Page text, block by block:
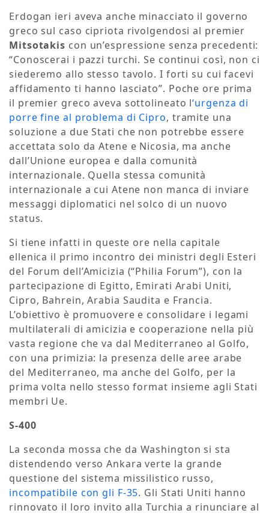
Erdogan ieri aveva anche minacciato il governo
greco sul caso cipriota rivolgendosi al premier
Mitsotakis con un’espressione senza precedenti:
“Conoscerai i pazzi turchi. Se continui così, non ci
siederemo allo stesso tavolo. I forti su cui facevi
affidamento ti hanno lasciato”. Poche ore prima
il premier greco aveva sottolineato l‘urgenza di
porre fine al problema di Cipro, tramite una
soluzione a due Stati che non potrebbe essere
accettata solo da Atene e Nicosia, ma anche
dall’Unione europea e dalla comunità
internazionale. Quella stessa comunità
internazionale a cui Atene non manca di inviare
messaggi diplomatici nel solco di un nuovo
status.
Si tiene infatti in queste ore nella capitale
ellenica il primo incontro dei ministri degli Esteri
del Forum dell’Amicizia (“Philia Forum”), con la
partecipazione di Egitto, Emirati Arabi Uniti,
Cipro, Bahrein, Arabia Saudita e Francia.
L’obiettivo è promuovere e consolidare i legami
multilaterali di amicizia e cooperazione nella più
vasta regione che va dal Mediterraneo al Golfo,
con una primizia: la presenza delle aree arabe
del Mediterraneo, ma anche del Golfo, per la
prima volta nello stesso format insieme agli Stati
membri Ue.
S-400
La seconda mossa che da Washington si sta
distendendo verso Ankara verte la grande
questione del sistema missilistico russo,
incompatibile con gli F-35. Gli Stati Uniti hanno
rinnovato il loro invito alla Turchia a rinunciare al